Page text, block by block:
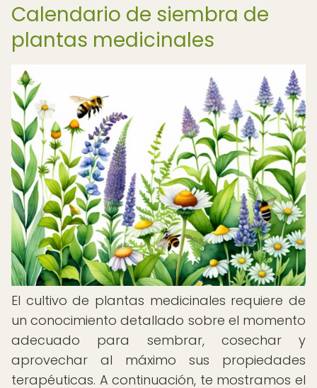
Calendario de siembra de
plantas medicinales
El cultivo de plantas medicinales requiere de
un conocimiento detallado sobre el momento
adecuado para sembrar, cosechar y
aprovechar al máximo sus propiedades
terapéuticas. A continuación, te mostramos el